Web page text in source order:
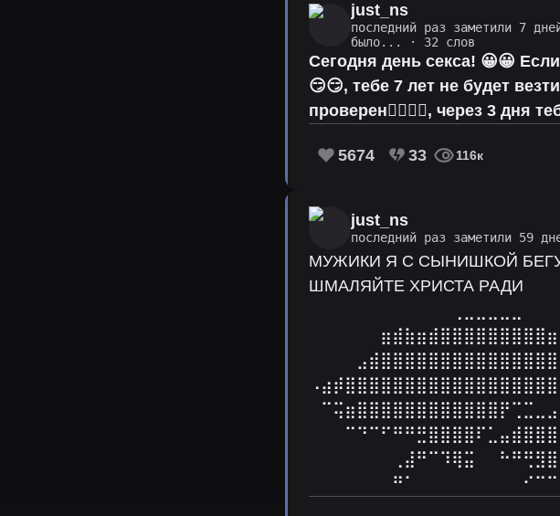
just_ns
последний раз заметили 7
было...
· 32 слов
Сегодня день секса! 😀😀
😏😏, тебе 7 лет не будет
проверен✌🏻✌🏻, через 3 дня
5674 33 116к
just_ns
последний раз заметили 59
МУЖИКИ Я С СЫНИШКОЙ
ШМАЛЯЙТЕ ХРИСТА РАДИ⠀